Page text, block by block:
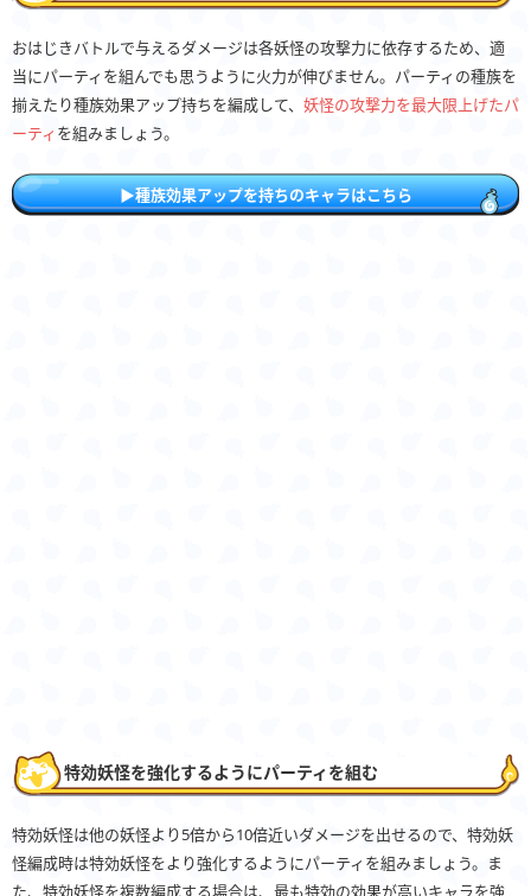
おはじきバトルで与えるダメージは各妖怪の攻撃力に依存するため、適
当にパーティを組んでも思うように火力が伸びません。パーティの種族を
揃えたり種族効果アップ持ちを編成して、 妖怪の攻撃力を最大限上げたパ
ーティ を組みましょう。
▶種族効果アップを持ちのキャラはこちら
特効妖怪を強化するようにパーティを組む
特効妖怪は他の妖怪より5倍から10倍近いダメージを出せるので、特効妖
怪編成時は特効妖怪をより強化するようにパーティを組みましょう。ま
た、特効妖怪を複数編成する場合は、最も特効の効果が高いキャラを強